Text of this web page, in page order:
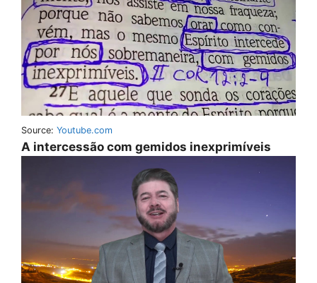
Source: Youtube.com
A intercessão com gemidos inexprimíveis